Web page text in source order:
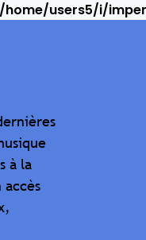
/home/users5/i/
à la